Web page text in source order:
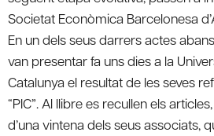
Societat Econòmica Barcelonesa
En un dels seus darrers actes
van presentar fa uns dies a la
Catalunya el resultat de les seves
“PIC”. Al llibre es recullen els
d’una vintena dels seus associats,